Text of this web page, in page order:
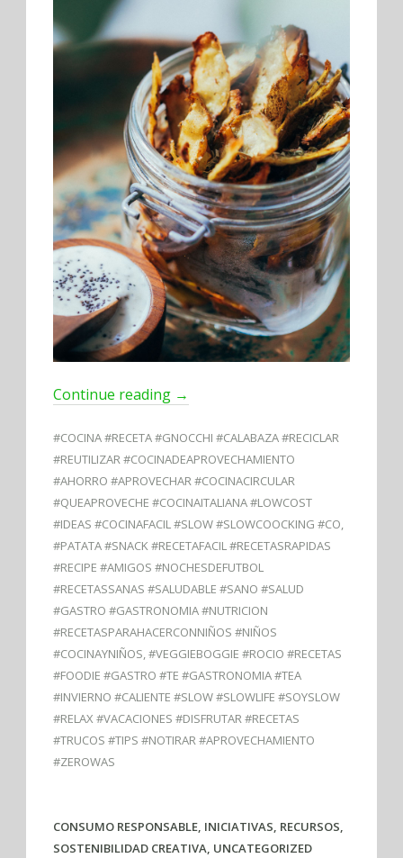
Continue reading →
#COCINA #RECETA #GNOCCHI #CALABAZA #RECICLAR
#REUTILIZAR #COCINADEAPROVECHAMIENTO
#AHORRO #APROVECHAR #COCINACIRCULAR
#QUEAPROVECHE #COCINAITALIANA #LOWCOST
#IDEAS #COCINAFACIL #SLOW #SLOWCOOCKING #CO,
#PATATA #SNACK #RECETAFACIL #RECETASRAPIDAS
#RECIPE #AMIGOS #NOCHESDEFUTBOL
#RECETASSANAS #SALUDABLE #SANO #SALUD
#GASTRO #GASTRONOMIA #NUTRICION
#RECETASPARAHACERCONNIÑOS #NIÑOS
#COCINAYNIÑOS,#VEGGIEBOGGIE #ROCIO #RECETAS
#FOODIE #GASTRO #TE #GASTRONOMIA #TEA
#INVIERNO #CALIENTE #SLOW #SLOWLIFE #SOYSLOW
#RELAX #VACACIONES #DISFRUTAR #RECETAS
#TRUCOS #TIPS #NOTIRAR #APROVECHAMIENTO
#ZEROWAS
CONSUMO RESPONSABLE, INICIATIVAS, RECURSOS,
SOSTENIBILIDAD CREATIVA, UNCATEGORIZED